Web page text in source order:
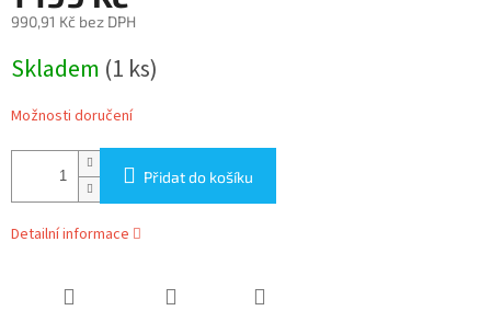
990,91 Kč bez DPH
cena:
Skladem (1 ks)
Možnosti doručení
Přidat do košíku
Detailní informace